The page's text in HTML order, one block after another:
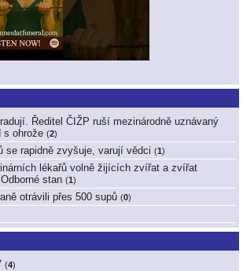
Ředitel ČIŽP ruší mezinárodně uznávaný
s ohrože (2)
se rapidně zvyšuje, varují vědci (1)
lékařů volně žijících zvířat a zvířat
stan (1)
otrávili přes 500 supů (0)
(4)